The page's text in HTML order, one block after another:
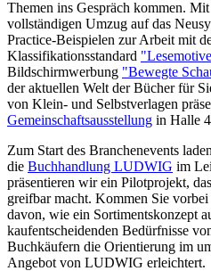
Themen ins Gespräch kommen.
vollständigen Umzug auf das
Practice-Beispielen zur Arbeit mit
Klassifikationsstandard
Bildschirmwerbung "Bewegte
der aktuellen Welt der Bücher für
von Klein- und Selbstverlagen
Gemeinschaftsausstellung in Halle
Zum Start des Branchenevents
die Buchhandlung LUDWIG im
präsentieren wir ein Pilotprojekt,
greifbar macht. Kommen Sie
davon, wie ein Sortimentskonzept
kaufentscheidenden Bedürfnisse
Buchkäufern die Orientierung im
Angebot von LUDWIG erleichtert.